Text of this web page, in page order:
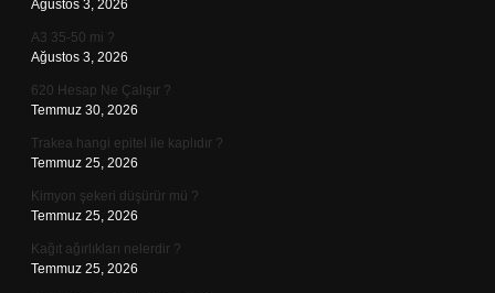
Ağustos 3, 2026
A3 35-50 mi ?
Ağustos 3, 2026
620 Hesap Ne Çalışır ?
Temmuz 30, 2026
Trakea hangi epitel ile kaplıdır ?
Temmuz 25, 2026
Kimyon şekeri düşürür mü ?
Temmuz 25, 2026
Kağıt ağırlıkları nelerdir ?
Temmuz 25, 2026